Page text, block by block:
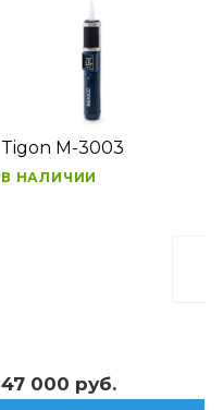
Tigon M-3003
В НАЛИЧИИ
47 000 руб.